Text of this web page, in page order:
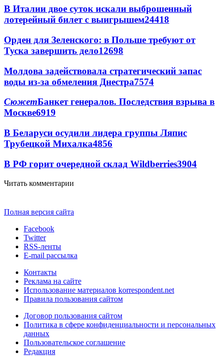
В Италии двое суток искали выброшенный
лотерейный билет с выигрышем24418
Орден для Зеленского: в Польше требуют от
Туска завершить дело12698
Молдова задействовала стратегический запас
воды из-за обмеления Днестра7574
СюжетБанкет генералов. Последствия взрыва в
Москве6919
В Беларуси осудили лидера группы Ляпис
Трубецкой Михалка4856
В РФ горит очередной склад Wildberries3904
Читать комментарии
Полная версия сайта
Facebook
Twitter
RSS-ленты
E-mail рассылка
Контакты
Реклама на сайте
Использование материалов korrespondent.net
Правила пользования сайтом
Договор пользования сайтом
Политика в сфере конфиденциальности и персональных
данных
Пользовательское соглашение
Редакция